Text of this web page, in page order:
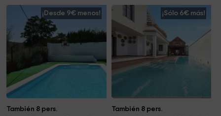
¡Desde 9€ menos!
También 8 pers.
¡Sólo 6€ más!
También 8 pers.